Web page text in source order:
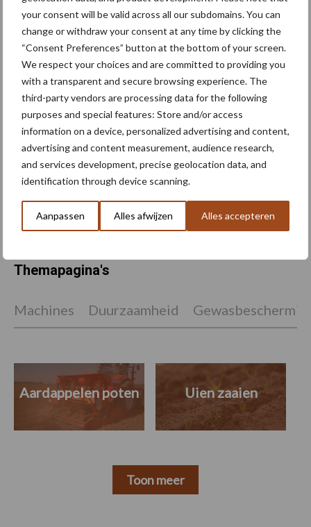
your consent will be valid across all our subdomains. You can
change or withdraw your consent at any time by clicking the
“Consent Preferences” button at the bottom of your screen.
We respect your choices and are committed to providing you
with a transparent and secure browsing experience. The
third-party vendors are processing data for the following
purposes and special features: Store and/or access
information on a device, personalized advertising and content,
advertising and content measurement, audience research,
and services development, precise geolocation data, and
identification through device scanning.
Aanpassen Alles afwijzen Alles accepteren
in suikerbietenteelt toe
Check op
rhizomaniesymptomen in
de suikerbieten
Benut in deze periode de
voordelen van Betacal
Themapagina's
Machines Duurzaamheid
Aardappelen poten Uien zaaien
Toon meer